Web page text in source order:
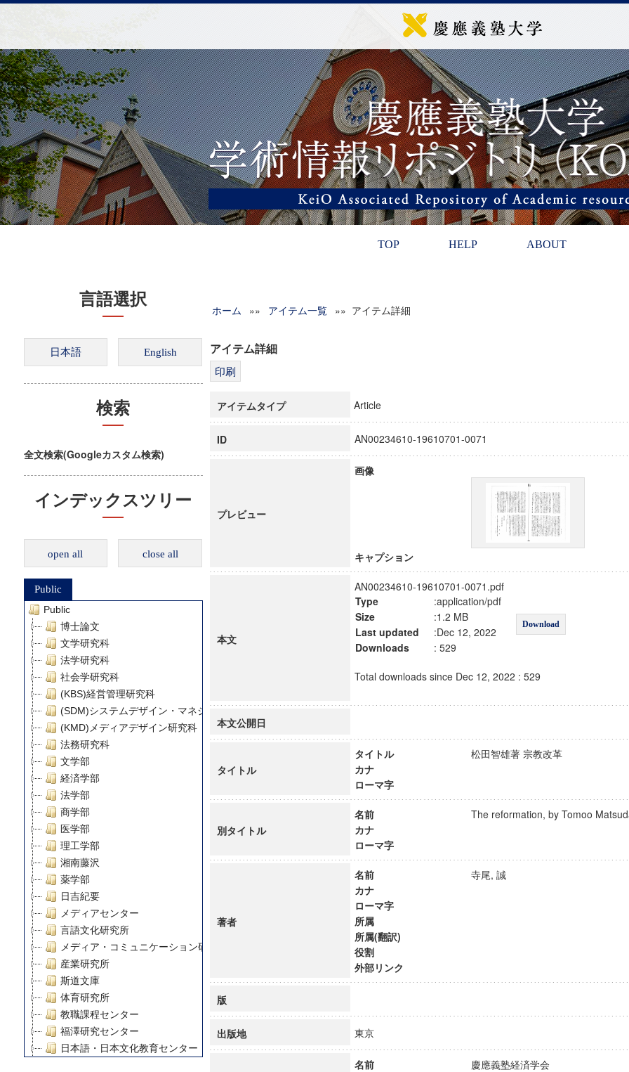
TOP HELP ABOUT
言語選択
検索
全文検索(Googleカスタム検索)
インデックスツリー
open all close all
Public
Public
博士論文
文学研究科
法学研究科
社会学研究科
(KBS)経営管理研究科
(SDM)システムデザイン・マネジメント研究科
(KMD)メディアデザイン研究科
法務研究科
文学部
経済学部
法学部
商学部
医学部
理工学部
湘南藤沢
薬学部
日吉紀要
メディアセンター
言語文化研究所
メディア・コミュニケーション研究所
産業研究所
斯道文庫
体育研究所
教職課程センター
福澤研究センター
日本語・日本文化教育センター
ホーム »» アイテム一覧 »» アイテム詳細
アイテム詳細
アイテムタイプ Article
ID AN00234610-19610701-0071
プレビュー
画像
キャプション
本文
AN00234610-19610701-0071.pdf
Type
:application/pdf
Download
Size
:1.2 MB
Last updated
:Dec 12, 2022
Downloads
: 529
Total downloads since Dec 12, 2022 : 529
本文公開日
タイトル
タイトル
松田智雄著 宗教改革
カナ
ローマ字
別タイトル
名前
The reformation, by Tomoo
カナ
ローマ字
著者
名前
寺尾, 誠
カナ
ローマ字
所属
所属(翻訳)
役割
外部リンク
版
出版地 東京
名前
慶應義塾経済学会